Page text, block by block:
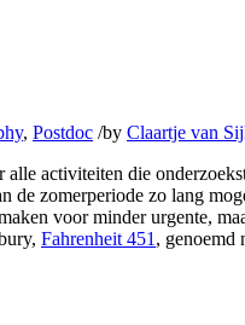
, Postdoc /by Claartje van
alle activiteiten die
de zomerperiode zo lang
voor minder urgente,
Fahrenheit 451, genoemd